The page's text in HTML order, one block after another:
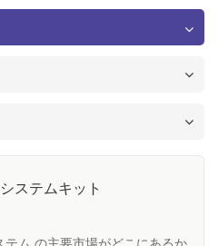
ステムキット
テム の主要市場がどこにあるか